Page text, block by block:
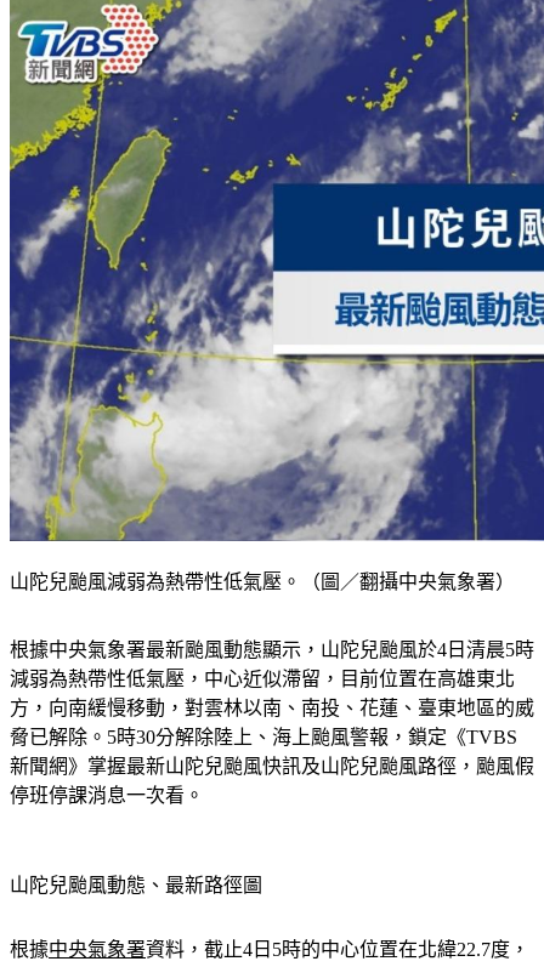
山陀兒颱風減弱為熱帶性低氣壓。（圖／翻攝中央氣象署）
根據中央氣象署最新颱風動態顯示，山陀兒颱風於4日清晨5時
減弱為熱帶性低氣壓，中心近似滯留，目前位置在高雄東北
方，向南緩慢移動，對雲林以南、南投、花蓮、臺東地區的威
脅已解除。5時30分解除陸上、海上颱風警報，鎖定《TVBS
新聞網》掌握最新山陀兒颱風快訊及山陀兒颱風路徑，颱風假
停班停課消息一次看。
山陀兒颱風動態、最新路徑圖
根據中央氣象署資料，截止4日5時的中心位置在北緯22.7度，